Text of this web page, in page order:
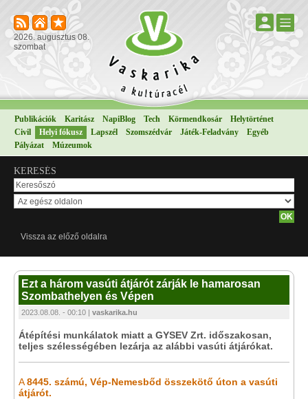
2026. augusztus 08.
szombat
Publikációk Karitász NapiBlog Tech Körmendkosár
Helytörténet
Civil
Helyi fókusz Lapszél Szomszédvár Játék-Feladvány
Egyéb
Pályázat
Múzeumok
KERESÉS
Vissza az előző oldalra
Ezt a három vasúti átjárót zárják le hamarosan
Szombathelyen és Vépen
2023.08.08. - 00:10 | vaskarika.hu
Átépítési munkálatok miatt a GYSEV Zrt. időszakosan,
teljes szélességében lezárja az alábbi vasúti átjárókat.
A8445. számú, Vép-Nemesbőd összekötő úton a vasúti
átjárót.